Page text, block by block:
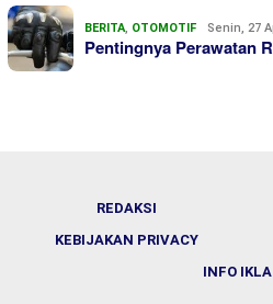
BERITA, OTOMOTIF Senin, 27
Pentingnya Perawatan
REDAKSI
KEBIJAKAN PRIVACY
INFO